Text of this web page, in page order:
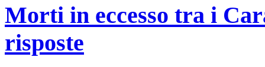
Morti in eccesso tra i
risposte